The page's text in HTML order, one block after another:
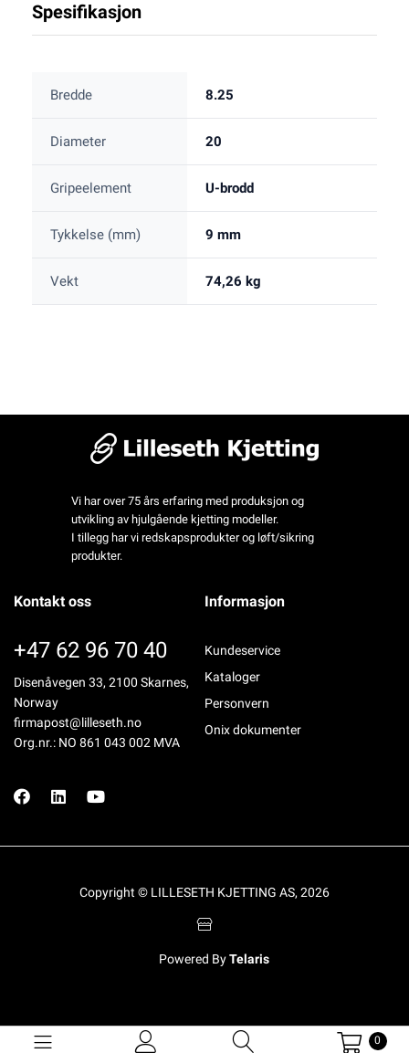
0
Spesifikasjon
Bredde 8.25
Diameter 20
Gripeelement U-brodd
Tykkelse (mm) 9 mm
Vekt 74,26 kg
Vi har over 75 års erfaring med produksjon og
utvikling av hjulgående kjetting modeller.
I tillegg har vi redskapsprodukter og løft/sikring
produkter.
Kontakt oss
+47 62 96 70 40
Disenåvegen 33, 2100 Skarnes,
Norway
firmapost@lilleseth.no
Org.nr.: NO 861 043 002 MVA
Informasjon
Kundeservice
Kataloger
Personvern
Onix dokumenter
Copyright © LILLESETH KJETTING AS, 2026
Powered ByTelaris